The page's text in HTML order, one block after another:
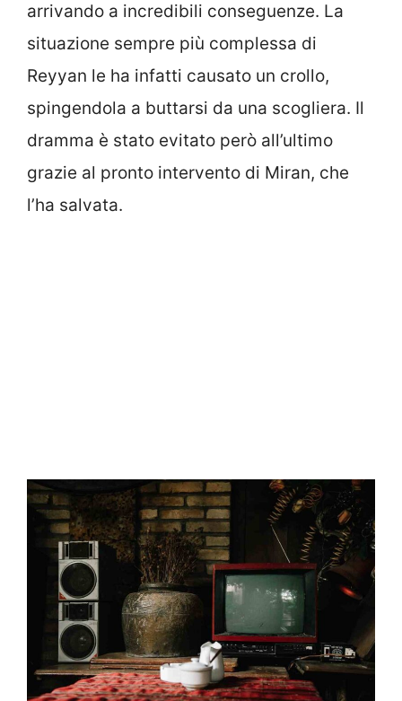
arrivando a incredibili conseguenze. La
situazione sempre più complessa di
Reyyan le ha infatti causato un crollo,
spingendola a buttarsi da una scogliera. Il
dramma è stato evitato però all’ultimo
grazie al pronto intervento di Miran, che
l’ha salvata.